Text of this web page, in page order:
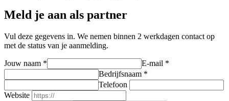
Meld je aan als partner
Vul deze gegevens in. We nemen binnen 2 werkdagen contact op
met de status van je aanmelding.
Jouw naam * E-mail *
Bedrijfsnaam *
Telefoon
Website